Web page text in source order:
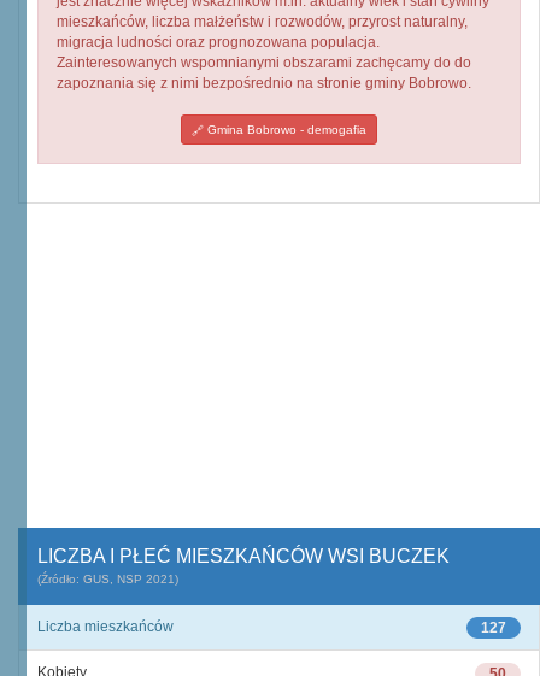
mieszkańców, liczba małżeństw i rozwodów, przyrost naturalny,
migracja ludności oraz prognozowana populacja.
Zainteresowanych wspomnianymi obszarami zachęcamy do do
zapoznania się z nimi bezpośrednio na stronie gminy Bobrowo.
Gmina Bobrowo - demogafia
LICZBA I PŁEĆ MIESZKAŃCÓW WSI BUCZEK
(Źródło: GUS, NSP 2021)
127
Liczba mieszkańców
Kobiety